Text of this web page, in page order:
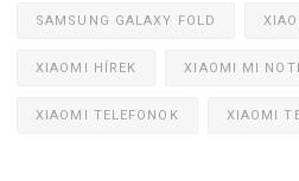
SAMSUNG GALAXY FOLD
XIAOMI HÍREK XIAOMI MI
XIAOMI TELEFONOK XIAOMI